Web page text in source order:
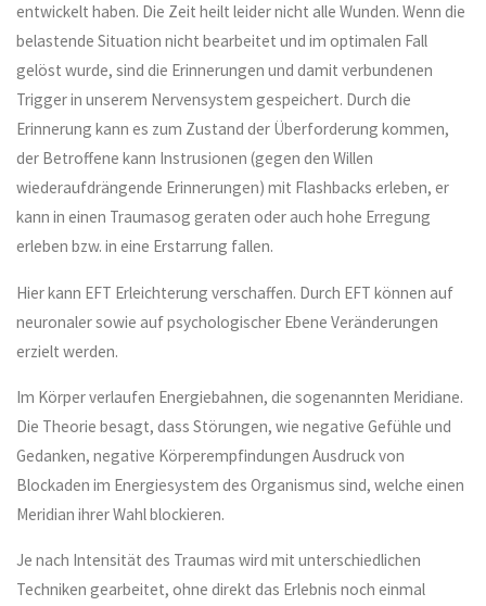
entwickelt haben. Die Zeit heilt leider nicht alle Wunden. Wenn die
belastende Situation nicht bearbeitet und im optimalen Fall
gelöst wurde, sind die Erinnerungen und damit verbundenen
Trigger in unserem Nervensystem gespeichert. Durch die
Erinnerung kann es zum Zustand der Überforderung kommen,
der Betroffene kann Instrusionen (gegen den Willen
wiederaufdrängende Erinnerungen) mit Flashbacks erleben, er
kann in einen Traumasog geraten oder auch hohe Erregung
erleben bzw. in eine Erstarrung fallen.
Hier kann EFT Erleichterung verschaffen. Durch EFT können auf
neuronaler sowie auf psychologischer Ebene Veränderungen
erzielt werden.
Im Körper verlaufen Energiebahnen, die sogenannten Meridiane.
Die Theorie besagt, dass Störungen, wie negative Gefühle und
Gedanken, negative Körperempfindungen Ausdruck von
Blockaden im Energiesystem des Organismus sind, welche einen
Meridian ihrer Wahl blockieren.
Je nach Intensität des Traumas wird mit unterschiedlichen
Techniken gearbeitet, ohne direkt das Erlebnis noch einmal